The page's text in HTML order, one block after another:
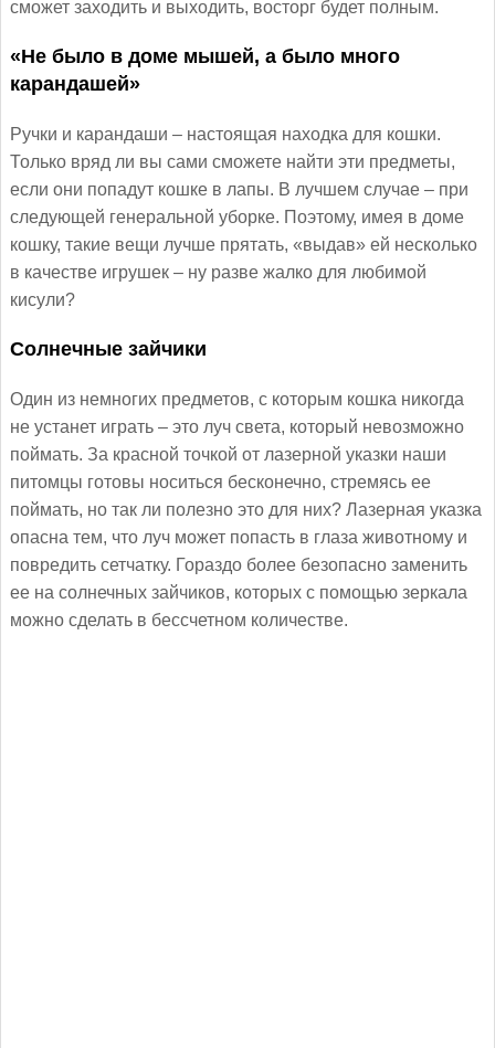
сможет заходить и выходить, восторг будет полным.
«Не было в доме мышей, а было много
карандашей»
Ручки и карандаши – настоящая находка для кошки.
Только вряд ли вы сами сможете найти эти предметы,
если они попадут кошке в лапы. В лучшем случае – при
следующей генеральной уборке. Поэтому, имея в доме
кошку, такие вещи лучше прятать, «выдав» ей несколько
в качестве игрушек – ну разве жалко для любимой
кисули?
Солнечные зайчики
Один из немногих предметов, с которым кошка никогда
не устанет играть – это луч света, который невозможно
поймать. За красной точкой от лазерной указки наши
питомцы готовы носиться бесконечно, стремясь ее
поймать, но так ли полезно это для них? Лазерная указка
опасна тем, что луч может попасть в глаза животному и
повредить сетчатку. Гораздо более безопасно заменить
ее на солнечных зайчиков, которых с помощью зеркала
можно сделать в бессчетном количестве.